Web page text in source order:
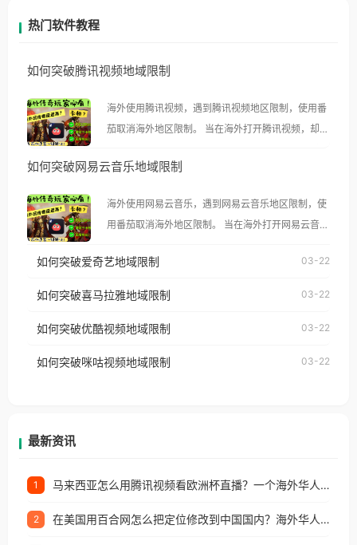
热门软件教程
如何突破腾讯视频地域限制
海外使用腾讯视频，遇到腾讯视频地区限制，使用番
茄取消海外地区限制。 当在海外打开腾讯视频，却突
示语。 海外用户如香港、澳门、台湾、美国、加拿
像其他音乐平台一样，出现地区及版权限制问题，且
仅能在中国大陆地区播放。 遇到这个问题的朋友们，
台湾、美国、加拿大、澳大利亚、欧洲等国家和地区
权限制所困扰。
如何突破网易云音乐地域限制
海外使用网易云音乐，遇到网易云音乐地区限制，使
用番茄取消海外地区限制。 当在海外打开网易云音
播放”的提示语。 海外用户如香港、澳门、台湾、美
制问题，且仅能在中国大陆地区播放。 遇到这个问题
户收听网易云音乐地区版权限制」的问题，无论人在
如何突破爱奇艺地域限制 03-22
如何突破喜马拉雅地域限制 03-22
如何突破优酷视频地域限制 03-22
如何突破咪咕视频地域限制 03-22
最新资讯
1 马来西亚怎么用腾讯视频看欧洲杯直播？一个海外华人的真实困扰与破解
2 在美国用百合网怎么把定位修改到中国国内？海外华人必备的回国加速指南